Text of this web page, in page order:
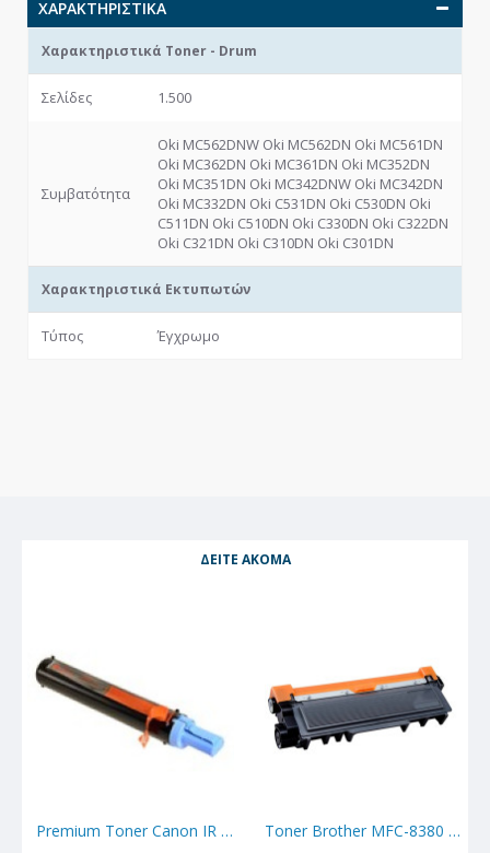
ΧΑΡΑΚΤΗΡΙΣΤΙΚΆ
Χαρακτηριστικά Toner - Drum
Σελίδες 1.500
Συμβατότητα
Oki MC562DNW Oki MC562DN Oki MC561DN
Oki MC362DN Oki MC361DN Oki MC352DN
Oki MC351DN Oki MC342DNW Oki MC342DN
Oki MC332DN Oki C531DN Oki C530DN Oki
C511DN Oki C510DN Oki C330DN Oki C322DN
Oki C321DN Oki C310DN Oki C301DN
Χαρακτηριστικά Εκτυπωτών
Τύπος Έγχρωμο
ΔΕΊΤΕ ΑΚΌΜΑ
Premium Toner Canon IR 1018 Toner Brother MFC-8380 TN-3280/3290/3170/580/650